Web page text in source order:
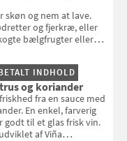
skøn og nem at lave.
og fjerkræ, eller
bælgfrugter eller
Opskriften er fra
kogebog "Salat".
INDHOLD
og koriander
fra en sauce med
En enkel, farverig
godt til et glas frisk vin.
af Viña